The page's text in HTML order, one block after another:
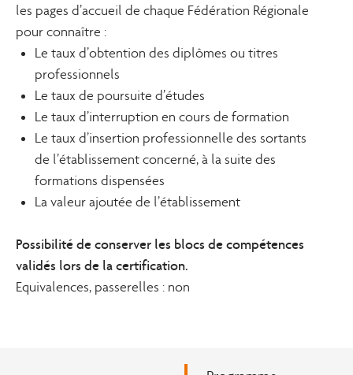
les pages d’accueil de chaque Fédération Régionale
pour connaître :
Le taux d’obtention des diplômes ou titres
professionnels
Le taux de poursuite d’études
Le taux d’interruption en cours de formation
Le taux d’insertion professionnelle des sortants
de l’établissement concerné, à la suite des
formations dispensées
La valeur ajoutée de l’établissement
Possibilité de conserver les blocs de compétences
validés lors de la certification.
Equivalences, passerelles : non